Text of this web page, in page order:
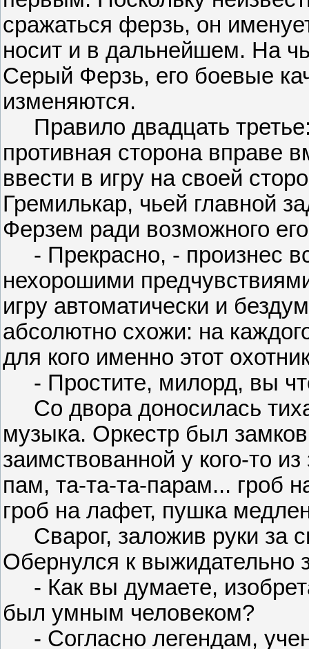
сражаться ферзь, он
носит и в дальнейшем. На
Серый Ферзь, его боевые
изменяются.
Правило двадцать
противная сторона вправе
ввести в игру на своей
Гремилькар, чьей главной
Ферзем ради возможного
- Прекрасно, - произнес
нехорошими
игру автоматически и
абсолютно схожи: на
для кого именно этот
- Простите, милорд, вы
Со двора доносилась
музыка. Оркестр был
заимствованной у кого-то
пам, та-та-та-парам... гроб
гроб на лафет, пушка
Сварог, заложив руки за
Обернулся к выжидательно
- Как вы думаете,
был умным человеком?
- Согласно легендам,